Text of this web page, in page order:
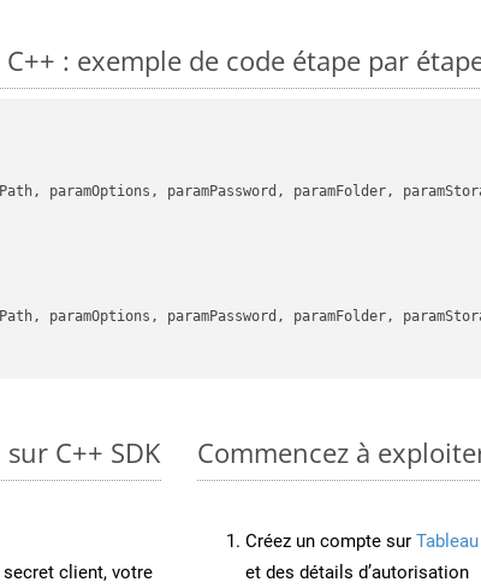
: exemple de code étape par
paramOptions, paramPassword, paramFolder,
paramOptions, paramPassword, paramFolder,
C++ SDK
client, votre
Commencez à
Créez un compte sur
et des détails d’autorisation